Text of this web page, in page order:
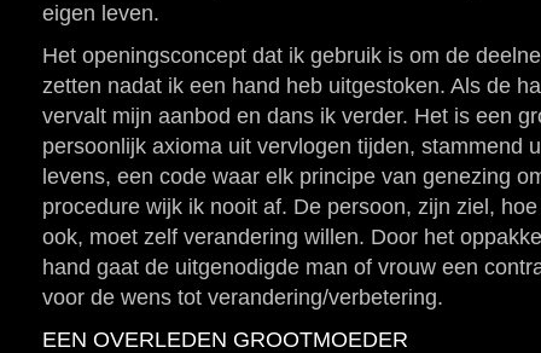
eigen leven.
Het openingsconcept dat ik gebruik is om de
zetten nadat ik een hand heb uitgestoken. Als de
vervalt mijn aanbod en dans ik verder. Het is een
persoonlijk axioma uit vervlogen tijden, stammend
levens, een code waar elk principe van genezing
procedure wijk ik nooit af. De persoon, zijn ziel,
ook, moet zelf verandering willen. Door het
hand gaat de uitgenodigde man of vrouw een
voor de wens tot verandering/verbetering.
EEN OVERLEDEN GROOTMOEDER